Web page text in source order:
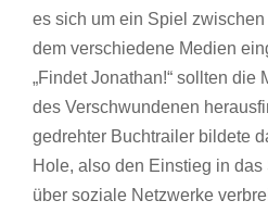
es sich um ein Spiel
dem verschiedene Medien
„Findet Jonathan!“ sollten die
des Verschwundenen
gedrehter Buchtrailer bildete
Hole, also den Einstieg in
über soziale Netzwerke